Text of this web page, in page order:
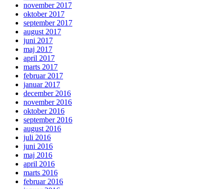
november 2017
oktober 2017
september 2017
august 2017
juni 2017
maj 2017
april 2017
marts 2017
februar 2017
januar 2017
december 2016
november 2016
oktober 2016
september 2016
august 2016
juli 2016
juni 2016
maj 2016
april 2016
marts 2016
februar 2016